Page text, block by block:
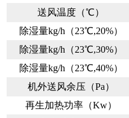
送风温度（℃）
除湿量kg/h（23℃,20%）
除湿量kg/h（23℃,30%）
除湿量kg/h（23℃,40%）
机外送风余压（Pa）
再生加热功率（Kw）